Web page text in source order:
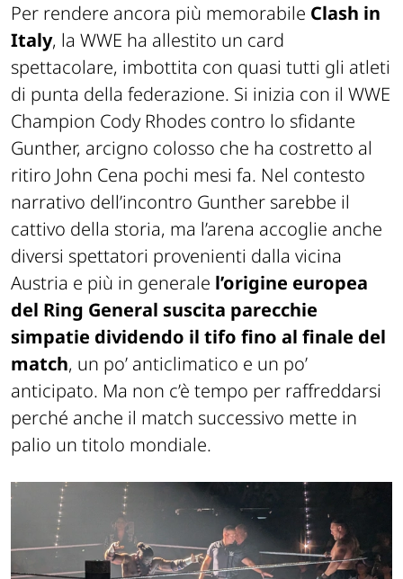
Per rendere ancora più memorabile Clash in
Italy, la WWE ha allestito un card
spettacolare, imbottita con quasi tutti gli atleti
di punta della federazione. Si inizia con il WWE
Champion Cody Rhodes contro lo sfidante
Gunther, arcigno colosso che ha costretto al
ritiro John Cena pochi mesi fa. Nel contesto
narrativo dell’incontro Gunther sarebbe il
cattivo della storia, ma l’arena accoglie anche
diversi spettatori provenienti dalla vicina
Austria e più in generale l’origine europea
del Ring General suscita parecchie
simpatie dividendo il tifo fino al finale del
match, un po’ anticlimatico e un po’
anticipato. Ma non c’è tempo per raffreddarsi
perché anche il match successivo mette in
palio un titolo mondiale.